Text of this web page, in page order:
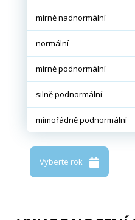
mírně nadnormální
normální
mírně podnormální
silně podnormální
mimořádně podnormální
Vyberte rok